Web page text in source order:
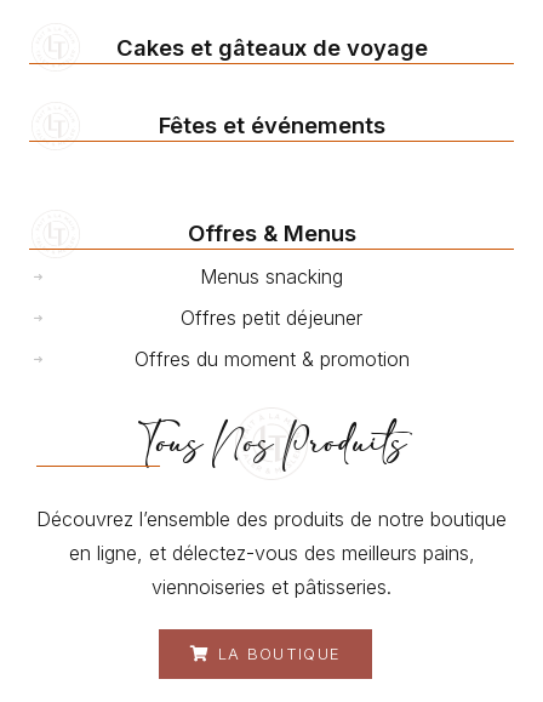
Cakes et gâteaux de voyage
Fêtes et événements
Offres & Menus
Menus snacking
Offres petit déjeuner
Offres du moment & promotion
Tous Nos Produits
Découvrez l’ensemble des produits de notre boutique
en ligne, et délectez-vous des meilleurs pains,
viennoiseries et pâtisseries.
LA BOUTIQUE